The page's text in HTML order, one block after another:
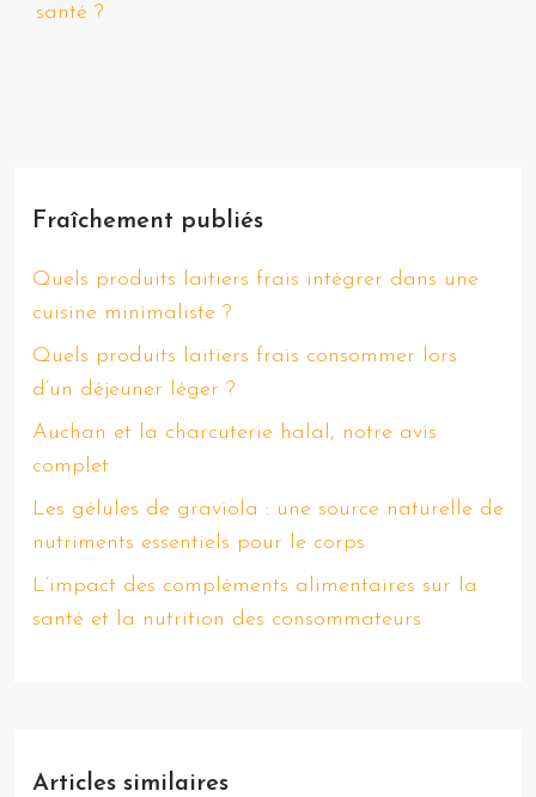
santé ?
Fraîchement publiés
Quels produits laitiers frais intégrer dans une
cuisine minimaliste ?
Quels produits laitiers frais consommer lors
d’un déjeuner léger ?
Auchan et la charcuterie halal, notre avis
complet
Les gélules de graviola : une source naturelle de
nutriments essentiels pour le corps
L’impact des compléments alimentaires sur la
santé et la nutrition des consommateurs
Articles similaires